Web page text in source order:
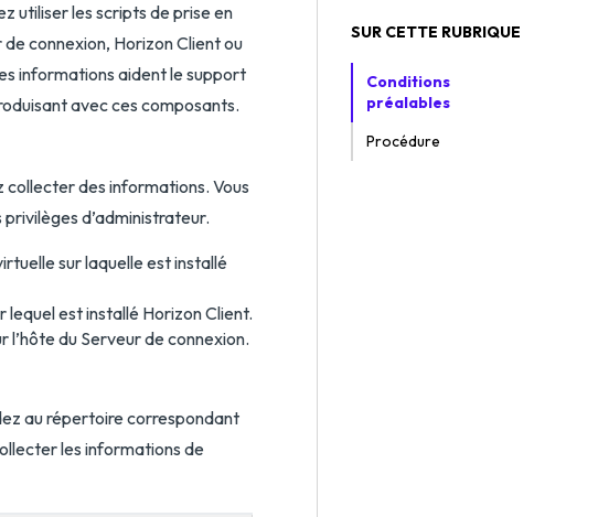
utiliser les scripts de prise en
connexion, Horizon Client ou
informations aident le support
avec ces composants.
collecter des informations. Vous
d’administrateur.
sur laquelle est installé
est installé Horizon Client.
l’hôte du Serveur de connexion.
au répertoire correspondant
les informations de
SUR CETTE RUBRIQUE
Conditions
préalables
Procédure